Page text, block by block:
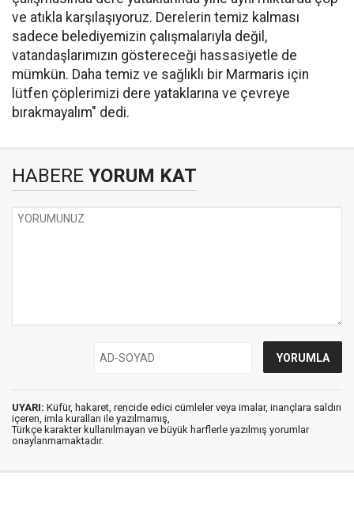
ve atıkla karşılaşıyoruz. Derelerin temiz kalması
sadece belediyemizin çalışmalarıyla değil,
vatandaşlarımızın göstereceği hassasiyetle de
mümkün. Daha temiz ve sağlıklı bir Marmaris için
lütfen çöplerimizi dere yataklarına ve çevreye
bırakmayalım" dedi.
HABERE YORUM KAT
UYARI: Küfür, hakaret, rencide edici cümleler veya imalar, inançlara saldırı
içeren, imla kuralları ile yazılmamış,
Türkçe karakter kullanılmayan ve büyük harflerle yazılmış yorumlar
onaylanmamaktadır.